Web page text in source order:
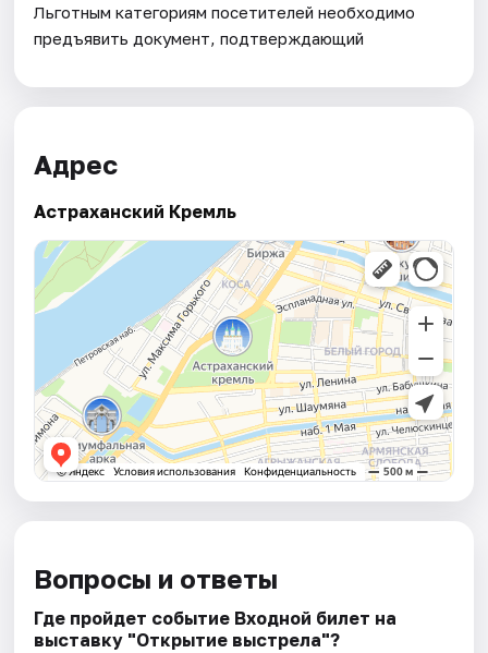
Льготным категориям посетителей необходимо
предъявить документ, подтверждающий
Адрес
Астраханский Кремль
Вопросы и ответы
Где пройдет событие Входной билет на
выставку "Открытие выстрела"?